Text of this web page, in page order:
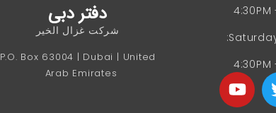
4:30PM
4:30PM
دفتر دبی
شرکت غزال الخیر
P.O. Box 63004 | Dubai | United
Arab Emirates